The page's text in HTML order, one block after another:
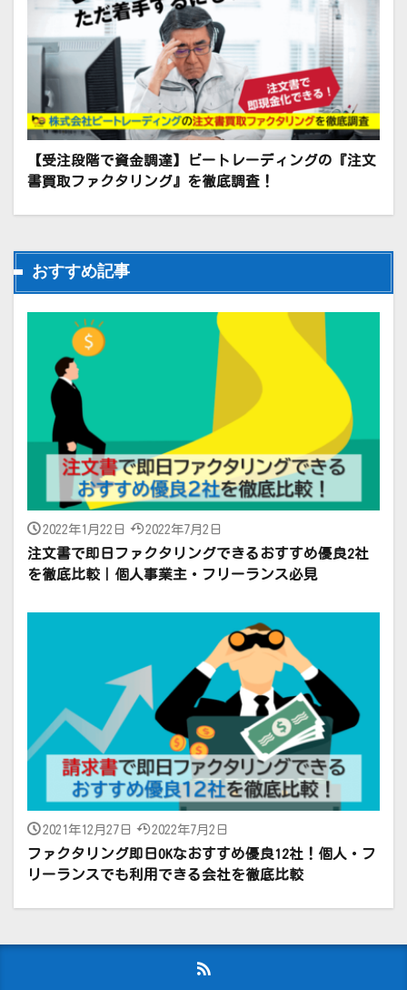
【受注段階で資金調達】ビートレーディングの『注文
書買取ファクタリング』を徹底調査！
おすすめ記事
2022年1月22日 2022年7月2日
注文書で即日ファクタリングできるおすすめ優良2社
を徹底比較｜個人事業主・フリーランス必見
2021年12月27日 2022年7月2日
ファクタリング即日OKなおすすめ優良12社！個人・フ
リーランスでも利用できる会社を徹底比較